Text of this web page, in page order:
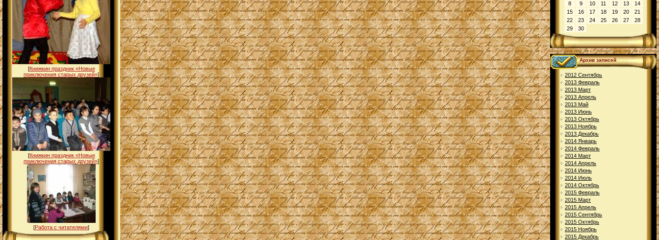
[Книжкин праздник «Новые
приключения старых друзей»]
[Книжкин праздник «Новые
приключения старых друзей»]
[Работа с читателями]
8
9 10 11 12 13
14
15
16 17 18 19 20
21
22
23 24 25 26 27
28
29
30
Архив записей
2012 Сентябрь
2013 Февраль
2013 Март
2013 Апрель
2013 Май
2013 Июнь
2013 Октябрь
2013 Ноябрь
2013 Декабрь
2014 Январь
2014 Февраль
2014 Март
2014 Апрель
2014 Июнь
2014 Июль
2014 Октябрь
2015 Февраль
2015 Март
2015 Апрель
2015 Сентябрь
2015 Октябрь
2015 Ноябрь
2015 Декабрь